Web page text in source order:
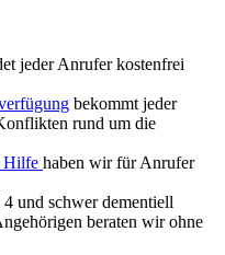
jeder Anrufer kostenfrei
bekommt jeder
rund um die
Hilfe haben wir für Anrufer
und schwer dementiell
beraten wir ohne